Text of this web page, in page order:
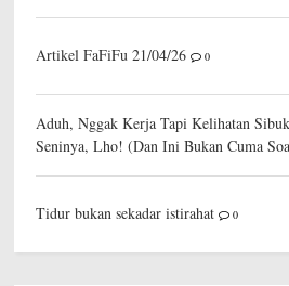
Artikel FaFiFu 21/04/26 0
Aduh, Nggak Kerja Tapi Kelihatan
Seninya, Lho! (Dan Ini Bukan Cuma
Tidur bukan sekadar istirahat 0